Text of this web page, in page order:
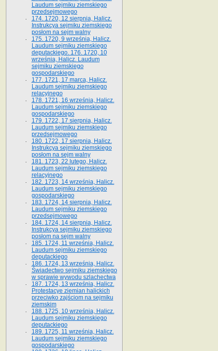
Laudum sejmiku ziemskiego
przedsejmowego
174. 1720, 12 sierpnia, Halicz.
Instrukcya sejmiku ziemskiego
posłom na sejm walny
175. 1720, 9 września, Halicz.
Laudum sejmiku ziemskiego
deputackiego. 176. 1720, 10
września, Halicz. Laudum
sejmiku ziemskiego
gospodarskiego
177. 1721, 17 marca, Halicz.
Laudum sejmiku ziemskiego
relacyjnego
178. 1721, 16 września, Halicz.
Laudum sejmiku ziemskiego
gospodarskiego
179. 1722, 17 sierpnia, Halicz.
Laudum sejmiku ziemskiego
przedsejmowego
180. 1722, 17 sierpnia, Halicz.
Instrukcya sejmiku ziemskiego
posłom na sejm walny
181. 1723, 22 lutego, Halicz.
Laudum sejmiku ziemskiego
relacyjnego
182. 1723, 14 września, Halicz.
Laudum sejmiku ziemskiego
gospodarskiego
183. 1724, 14 sierpnia, Halicz.
Laudum sejmiku ziemskiego
przedsejmowego
184. 1724, 14 sierpnia, Halicz.
Instrukcya sejmiku ziemskiego
posłom na sejm walny
185. 1724, 11 września, Halicz.
Laudum sejmiku ziemskiego
deputackiego
186. 1724, 13 września, Halicz.
Świadectwo sejmiku ziemskiego
w sprawie wywodu szlachectwa
187. 1724, 13 września, Halicz.
Protestacye ziemian halickich
przeciwko zajściom na sejmiku
ziemskim
188. 1725, 10 września, Halicz.
Laudum sejmiku ziemskiego
deputackiego
189. 1725, 11 września, Halicz.
Laudum sejmiku ziemskiego
gospodarskiego